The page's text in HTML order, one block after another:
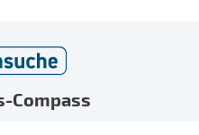
Compass